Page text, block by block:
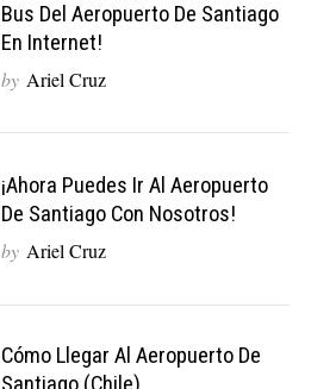
Bus Del Aeropuerto De Santiago
En Internet!
by Ariel Cruz
¡Ahora Puedes Ir Al Aeropuerto
De Santiago Con Nosotros!
by Ariel Cruz
Cómo Llegar Al Aeropuerto De